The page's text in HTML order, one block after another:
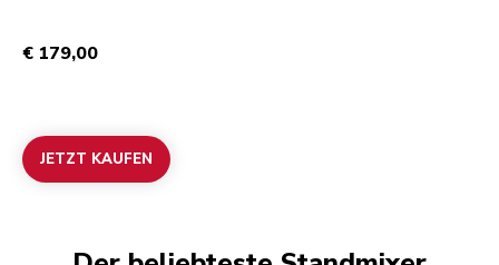
€ 179,00
JETZT KAUFEN